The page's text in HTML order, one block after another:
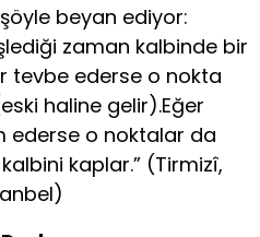
beyan ediyor:
zaman kalbinde bir
tevbe ederse o nokta
haline gelir).Eğer
ederse o noktalar da
kaplar.” (Tirmizî,